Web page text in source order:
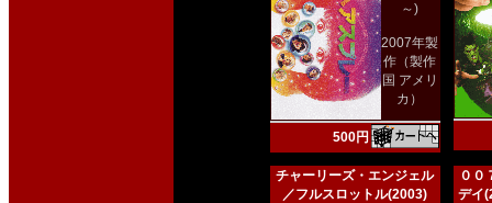
～)
2007年製
作（製作
国 アメリ
カ）
500円
チャーリーズ・エンジェル
／フルスロットル(2003)
００
デイ